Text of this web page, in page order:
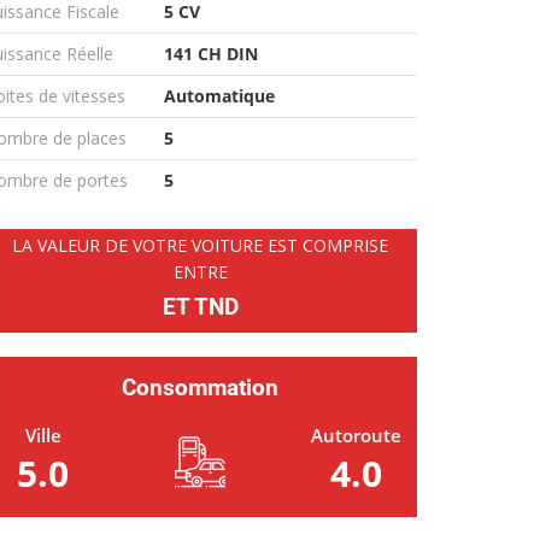
Fiscale
5 CV
Réelle
141 CH DIN
de vitesses
Automatique
de places
5
de portes
5
LA VALEUR DE VOTRE VOITURE EST COMPRISE
ENTRE
ET TND
Consommation
Ville
5.0
Autoroute
4.0